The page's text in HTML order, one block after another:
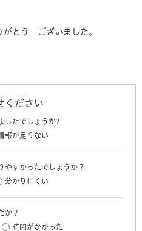
とう ございました。
ください
したでしょうか?
報が足りない
やすかったでしょうか？
分かりにくい
か？
時間がかかった